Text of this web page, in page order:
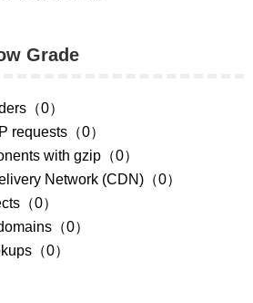
Grade
（0）
requests（0）
with gzip（0）
Network (CDN)（0）
（0）
（0）
（0）